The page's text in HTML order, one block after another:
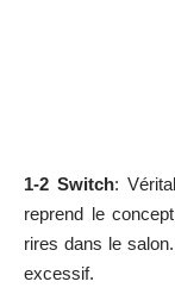
1-2 Switch:
reprend le
rires dans le
excessif.